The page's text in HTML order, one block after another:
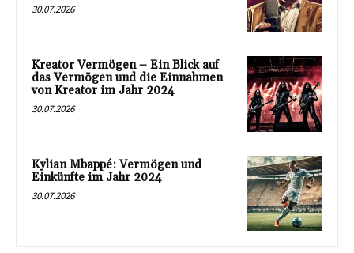
30.07.2026
Kreator Vermögen – Ein Blick auf
das Vermögen und die Einnahmen
von Kreator im Jahr 2024
30.07.2026
Kylian Mbappé: Vermögen und
Einkünfte im Jahr 2024
30.07.2026